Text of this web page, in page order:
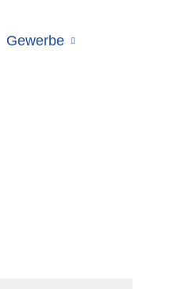
Gewerbe